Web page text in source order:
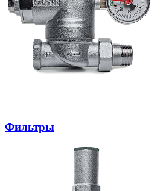
Фильтры